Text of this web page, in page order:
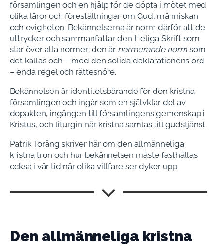
församlingen och en hjälp för de döpta i mötet med
olika läror och föreställningar om Gud, människan
och evigheten. Bekännelserna är norm därför att de
uttrycker och sammanfattar den Heliga Skrift som
står över alla normer; den är normerande norm som
det kallas och – med den solida deklarationens ord
– enda regel och rättesnöre.
Bekännelsen är identitetsbärande för den kristna
församlingen och ingår som en självklar del av
dopakten, ingången till församlingens gemenskap i
Kristus, och liturgin när kristna samlas till gudstjänst.
Patrik Toräng skriver här om den allmänneliga
kristna tron och hur bekännelsen måste fasthållas
också i vår tid när olika villfarelser dyker upp.
Den allmänneliga kristna